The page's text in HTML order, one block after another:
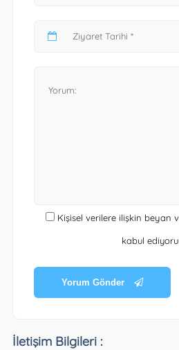
Kişisel verilere ilişkin beyan
kabul
Yorum Gönder
İletişim Bilgileri :